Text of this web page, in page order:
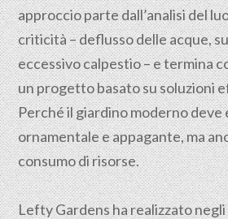
approccio parte dall’analisi del
criticità – deflusso delle acque,
eccessivo calpestio – e termina
un progetto basato su soluzioni
Perché il giardino moderno deve
ornamentale e appagante, ma
consumo di risorse.
Lefty Gardens ha realizzato